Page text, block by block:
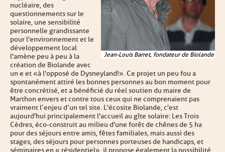
Jean-Louis Barret, fondateur de Biolande
nucléaire, des
questionnements sur le
solaire, une sensibilité
personnelle grandissante
pour l'environnement et le
développement local
l'amène peu à peu à la
création de Biolande avec
un e et «à l'opposé de Dysneyland!». Ce projet un peu fou a
spontanément attiré les bonnes personnes au bon moment pour
être concrétisé, et a bénéficié du réel soutien du maire de
Marthon envers et contre tous ceux qui ne comprenaient pas
vraiment l’enjeu d’un tel site. L'écosite Biolande, c'est
aujourd'hui principalement l'accueil au gîte solaire : Les Trois
Cèdres, éco-construit au milieu d'une forêt de chênes de 5 ha
pour des séjours entre amis, fêtes familiales, mais aussi des
stages, des séjours pour personnes porteuses de handicaps, et
séminaires en « résidentiel», il propose également la possibilité